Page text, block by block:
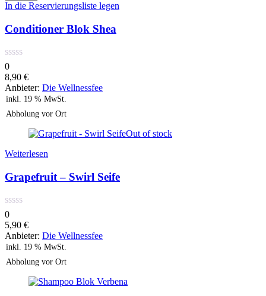
Blok
Menge
In die Reservierungsliste legen
Conditioner Blok Shea
0
8,90 €
Anbieter: Die Wellnessfee
inkl. 19 % MwSt.
Abholung vor Ort
Out of stock
Weiterlesen
Grapefruit – Swirl Seife
0
5,90 €
Anbieter: Die Wellnessfee
inkl. 19 % MwSt.
Abholung vor Ort